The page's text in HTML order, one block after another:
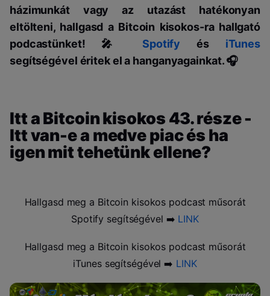
házimunkát vagy az utazást hatékonyan
eltölteni, hallgasd a Bitcoin kisokos-ra hallgató
podcastünket! 🎤 Spotify és iTunes
segítségével éritek el a hanganyagainkat. 🎧
Itt a Bitcoin kisokos 43. része -
Itt van-e a medve piac és ha
igen mit tehetünk ellene?
Hallgasd meg a Bitcoin kisokos podcast műsorát
Spotify segítségével ➡️ LINK
Hallgasd meg a Bitcoin kisokos podcast műsorát
iTunes segítségével ➡️ LINK